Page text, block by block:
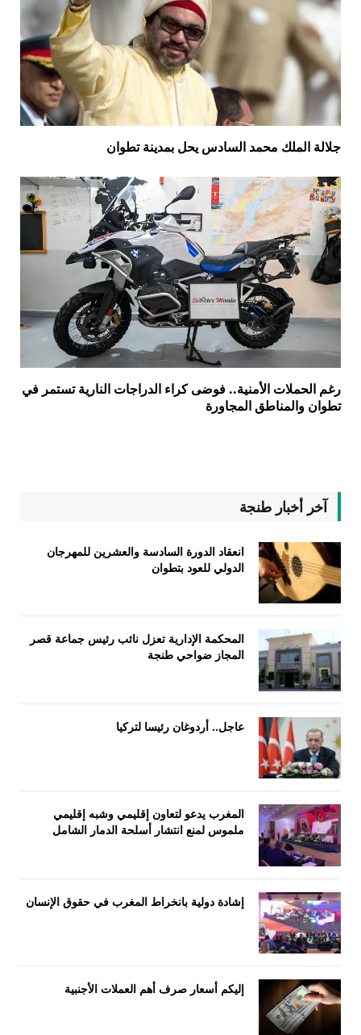
جلالة الملك محمد السادس يحل بمدينة تطوان
رغم الحملات الأمنية.. فوضى كراء الدراجات النارية تستمر في
تطوان والمناطق المجاورة
آخر أخبار طنجة
انعقاد الدورة السادسة والعشرين للمهرجان
الدولي للعود بتطوان
المحكمة الإدارية تعزل نائب رئيس جماعة قصر
المجاز ضواحي طنجة
عاجل.. أردوغان رئيسا لتركيا
المغرب يدعو لتعاون إقليمي وشبه إقليمي
ملموس لمنع انتشار أسلحة الدمار الشامل
إشادة دولية بانخراط المغرب في حقوق الإنسان
إليكم أسعار صرف أهم العملات الأجنبية